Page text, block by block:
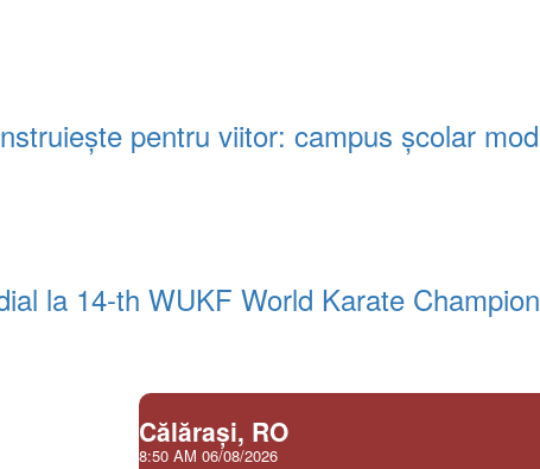
pentru viitor: campus școlar
la 14-th WUKF World Karate
Călăraşi, RO
8:50 AM 06/08/2026